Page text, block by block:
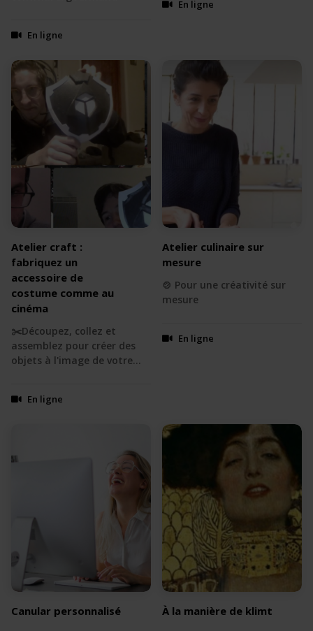
En ligne
En ligne
Atelier craft :
fabriquez un
accessoire de
costume comme au
cinéma
✂️Découpez, collez et
assemblez pour créer des
objets à l'image de votre…
En ligne
Atelier culinaire sur
mesure
🍲 Pour une créativité sur
mesure
En ligne
Canular personnalisé À la manière de klimt